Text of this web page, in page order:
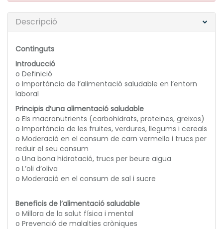
Descripció
Continguts
Introducció
o Definició
o Importància de l’alimentació saludable en l’entorn
laboral
Principis d’una alimentació saludable
o Els macronutrients (carbohidrats, proteïnes, greixos)
o Importància de les fruites, verdures, llegums i cereals
o Moderació en el consum de carn vermella i trucs per
reduir el seu consum
o Una bona hidratació, trucs per beure aigua
o L’oli d’oliva
o Moderació en el consum de sal i sucre
Beneficis de l’alimentació saludable
o Millora de la salut física i mental
o Prevenció de malalties cròniques